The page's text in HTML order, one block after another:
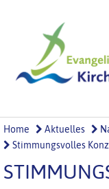
Home Aktuelles
Stimmungsvolles